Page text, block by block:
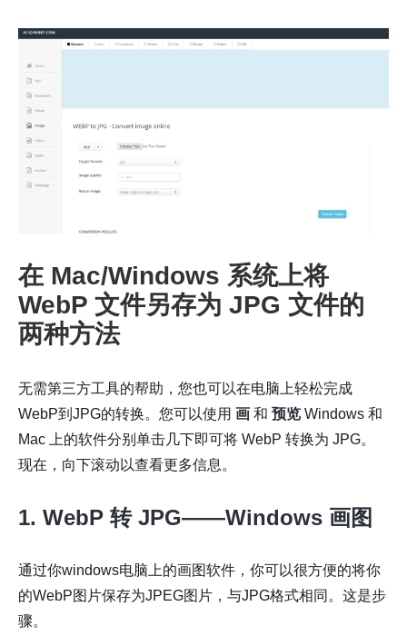
步骤1。
第2步。
第 3 步。
在 Mac/Windows 系统上将
WebP 文件另存为 JPG 文件的
两种方法
无需第三方工具的帮助，您也可以在电脑上轻松完成
WebP到JPG的转换。您可以使用 画 和 预览 Windows 和
Mac 上的软件分别单击几下即可将 WebP 转换为 JPG。
现在，向下滚动以查看更多信息。
1. WebP 转 JPG——Windows 画图
通过你windows电脑上的画图软件，你可以很方便的将你
的WebP图片保存为JPEG图片，与JPG格式相同。这是步
骤。